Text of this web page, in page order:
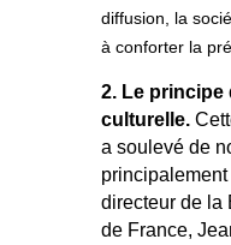
diffusion, la
à conforter la
2. Le principe
culturelle.
a soulevé de
principalement
directeur de la
de France,